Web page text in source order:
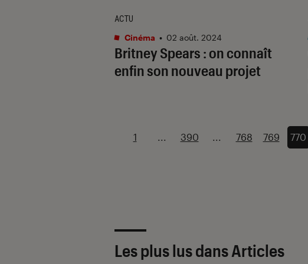
Britney Spears : on connaît
enfin son nouveau projet
ACTU
Cinéma • 02 août. 2024
1 ... 390 ... 768 769 770
Les plus lus dans Articles